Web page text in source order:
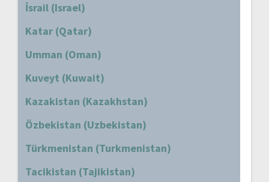
İsrail (Israel)
Katar (Qatar)
Umman (Oman)
Kuveyt (Kuwait)
Kazakistan (Kazakhstan)
Özbekistan (Uzbekistan)
Türkmenistan (Turkmenistan)
Tacikistan (Tajikistan)